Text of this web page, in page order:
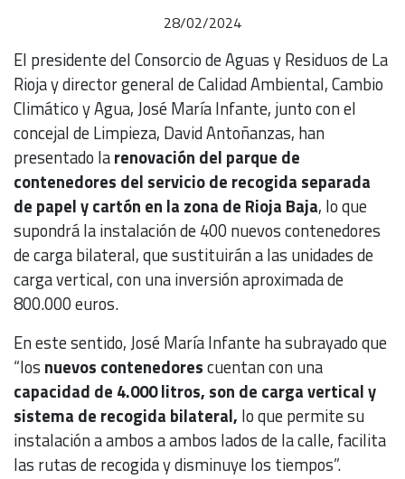
28/02/2024
El presidente del Consorcio de Aguas y Residuos de La
Rioja y director general de Calidad Ambiental, Cambio
Climático y Agua, José María Infante, junto con el
concejal de Limpieza, David Antoñanzas, han
presentado larenovación del parque de
contenedores del servicio de recogida separada
de papel y cartón en la zona de Rioja Baja, lo que
supondrá la instalación de 400 nuevos contenedores
de carga bilateral, que sustituirán a las unidades de
carga vertical, con una inversión aproximada de
800.000 euros.
En este sentido, José María Infante ha subrayado que
“los nuevos contenedorescuentan con una
capacidad de 4.000 litros, son de carga vertical y
sistema de recogida bilateral, lo que permite su
instalación a ambos a ambos lados de la calle, facilita
las rutas de recogida y disminuye los tiempos”.